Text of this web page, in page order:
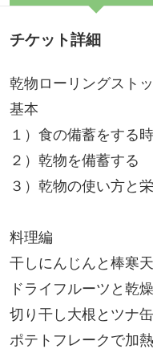
チケット詳細
乾物ローリングスト
基本
１）食の備蓄をする
２）乾物を備蓄する
３）乾物の使い方と
料理編
干しにんじんと棒寒
ドライフルーツと乾
切り干し大根とツナ
ポテトフレークで加